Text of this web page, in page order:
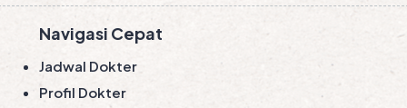
Navigasi Cepat
Jadwal Dokter
Profil Dokter